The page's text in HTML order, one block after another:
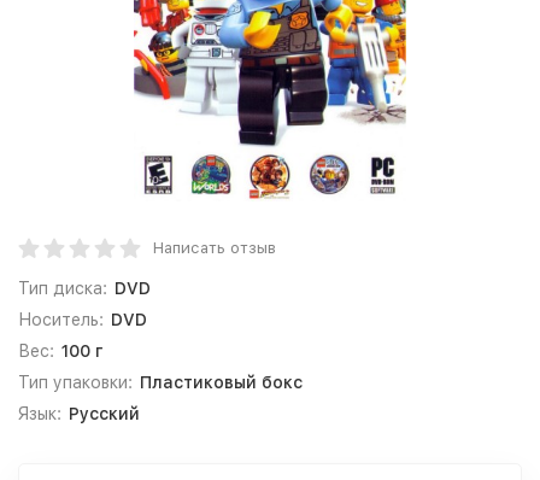
Написать отзыв
Тип диска: DVD
Носитель: DVD
Вес: 100 г
Тип упаковки: Пластиковый бокс
Язык: Русский